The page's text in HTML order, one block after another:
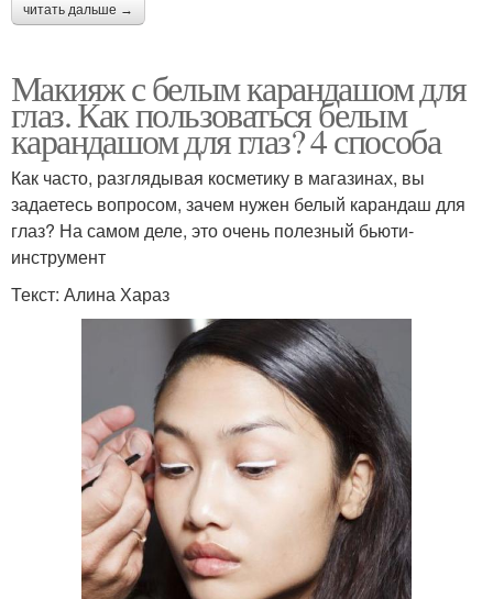
читать дальше →
Макияж с белым карандашом для
глаз. Как пользоваться белым
карандашом для глаз? 4 способа
Как часто, разглядывая косметику в магазинах, вы
задаетесь вопросом, зачем нужен белый карандаш для
глаз? На самом деле, это очень полезный бьюти-
инструмент
Текст: Алина Хараз